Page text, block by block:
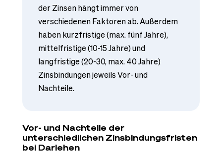
der Zinsen hängt immer von
verschiedenen Faktoren ab. Außerdem
haben kurzfristige (max. fünf Jahre),
mittelfristige (10-15 Jahre) und
langfristige (20-30, max. 40 Jahre)
Zinsbindungen jeweils Vor- und
Nachteile.
Vor- und Nachteile der
unterschiedlichen Zinsbindungsfristen
bei Darlehen